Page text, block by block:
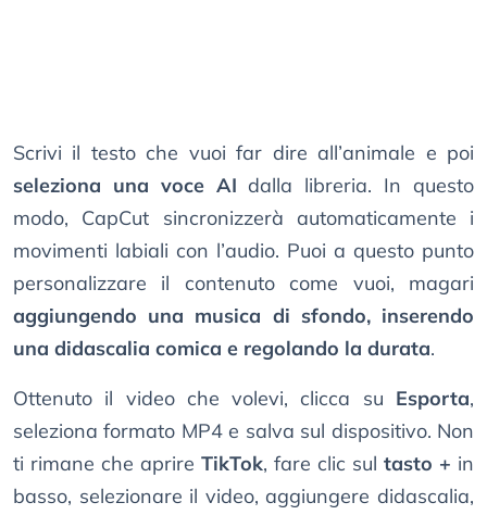
Scrivi il testo che vuoi far dire all’animale e poi
seleziona una voce AI dalla libreria. In questo
modo, CapCut sincronizzerà automaticamente i
movimenti labiali con l’audio. Puoi a questo punto
personalizzare il contenuto come vuoi, magari
aggiungendo una musica di sfondo, inserendo
una didascalia comica e regolando la durata.
Ottenuto il video che volevi, clicca su Esporta,
seleziona formato MP4 e salva sul dispositivo. Non
ti rimane che aprire TikTok, fare clic sul tasto + in
basso, selezionare il video, aggiungere didascalia,